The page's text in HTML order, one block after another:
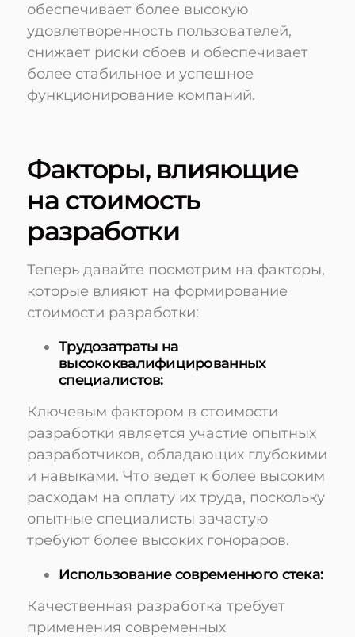
обеспечивает более высокую
удовлетворенность пользователей,
снижает риски сбоев и обеспечивает
более стабильное и успешное
функционирование компаний.
Факторы, влияющие
на стоимость
разработки
Теперь давайте посмотрим на факторы,
которые влияют на формирование
стоимости разработки:
Трудозатраты на
высококвалифицированных
специалистов:
Ключевым фактором в стоимости
разработки является участие опытных
разработчиков, обладающих глубокими
и навыками. Что ведет к более высоким
расходам на оплату их труда, поскольку
опытные специалисты зачастую
требуют более высоких гонораров.
Использование современного стека:
Качественная разработка требует
применения современных